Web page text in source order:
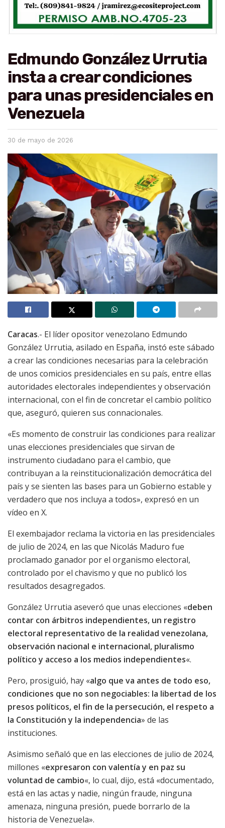
Edmundo González Urrutia
insta a crear condiciones
para unas presidenciales en
Venezuela
30 de mayo de 2026
Caracas.- El líder opositor venezolano Edmundo
González Urrutia, asilado en España, instó este sábado
a crear las condiciones necesarias para la celebración
de unos comicios presidenciales en su país, entre ellas
autoridades electorales independientes y observación
internacional, con el fin de concretar el cambio político
que, aseguró, quieren sus connacionales.
«Es momento de construir las condiciones para realizar
unas elecciones presidenciales que sirvan de
instrumento ciudadano para el cambio, que
contribuyan a la reinstitucionalización democrática del
país y se sienten las bases para un Gobierno estable y
verdadero que nos incluya a todos», expresó en un
vídeo en X.
El exembajador reclama la victoria en las presidenciales
de julio de 2024, en las que Nicolás Maduro fue
proclamado ganador por el organismo electoral,
controlado por el chavismo y que no publicó los
resultados desagregados.
González Urrutia aseveró que unas elecciones «deben
contar con árbitros independientes, un registro
electoral representativo de la realidad venezolana,
observación nacional e internacional, pluralismo
político y acceso a los medios independientes«.
Pero, prosiguió, hay «algo que va antes de todo eso,
condiciones que no son negociables: la libertad de los
presos políticos, el fin de la persecución, el respeto a
la Constitución y la independencia» de las
instituciones.
Asimismo señaló que en las elecciones de julio de 2024,
millones «expresaron con valentía y en paz su
voluntad de cambio«, lo cual, dijo, está «documentado,
está en las actas y nadie, ningún fraude, ninguna
amenaza, ninguna presión, puede borrarlo de la
historia de Venezuela».